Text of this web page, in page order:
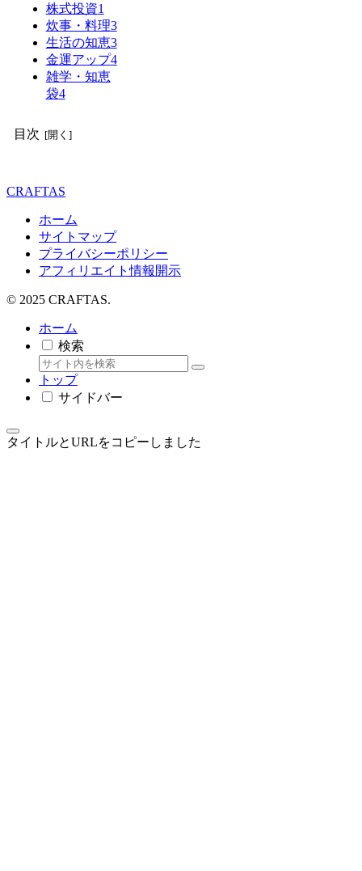
株式投資1
炊事・料理3
生活の知恵3
金運アップ4
雑学・知恵
袋4
目次
CRAFTAS
ホーム
サイトマップ
プライバシーポリシー
アフィリエイト情報開示
© 2025 CRAFTAS.
ホーム
検索
トップ
サイドバー
タイトルとURLをコピーしました